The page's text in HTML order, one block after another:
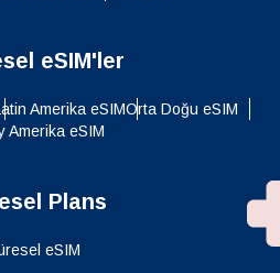
eSIM'ler
Amerika eSIMOrta Doğu eSIM
Amerika eSIM
Plans
eSIM